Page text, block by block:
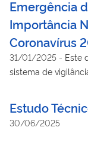
instituições:
Control and
disso, foram
PubMed (via
(BVS).
Emergência
Importância
Coronavírus
31/01/2025 - Este
sistema de
Estudo
30/06/2025